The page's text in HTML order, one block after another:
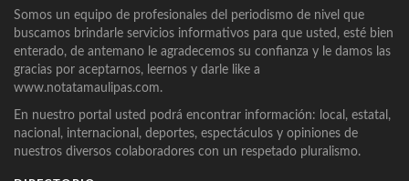
Somos un equipo de profesionales del periodismo de nivel que
buscamos brindarle servicios informativos para que usted, esté bien
enterado, de antemano le agradecemos su confianza y le damos las
gracias por aceptarnos, leernos y darle like a
www.notatamaulipas.com.
En nuestro portal usted podrá encontrar información: local, estatal,
nacional, internacional, deportes, espectáculos y opiniones de
nuestros diversos colaboradores con un respetado pluralismo.